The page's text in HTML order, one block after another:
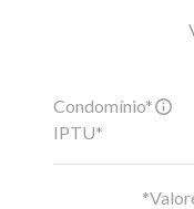
Condomínio*
IPTU*